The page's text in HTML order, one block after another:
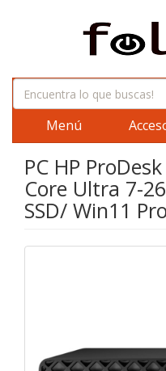
Menú
PC HP
Core Ultra 7-
SSD/ Win11 Pro